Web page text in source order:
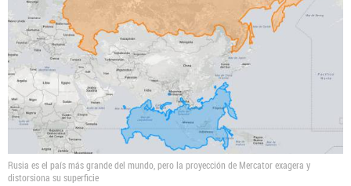
Rusia es el país más grande del mundo, pero la proyección de Mercator exagera y
distorsiona su superficie